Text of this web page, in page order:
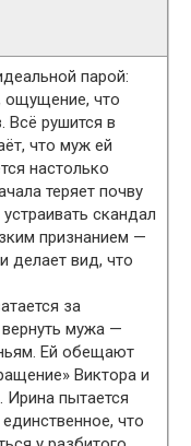
парой:
ощущение, что
Всё рушится в
что муж ей
настолько
теряет почву
скандал
признанием —
делает вид, что
за
мужа —
Ей обещают
Виктора и
пытается
что